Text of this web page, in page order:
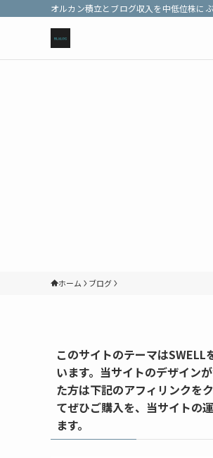
オルカン積立とブログ収入を中低位株に
ホーム ブログ
このサイトのテーマはSWELL
います。当サイトのデザイン
た方は下記のアフィリンクを
てぜひご購入を、当サイトの
ます。